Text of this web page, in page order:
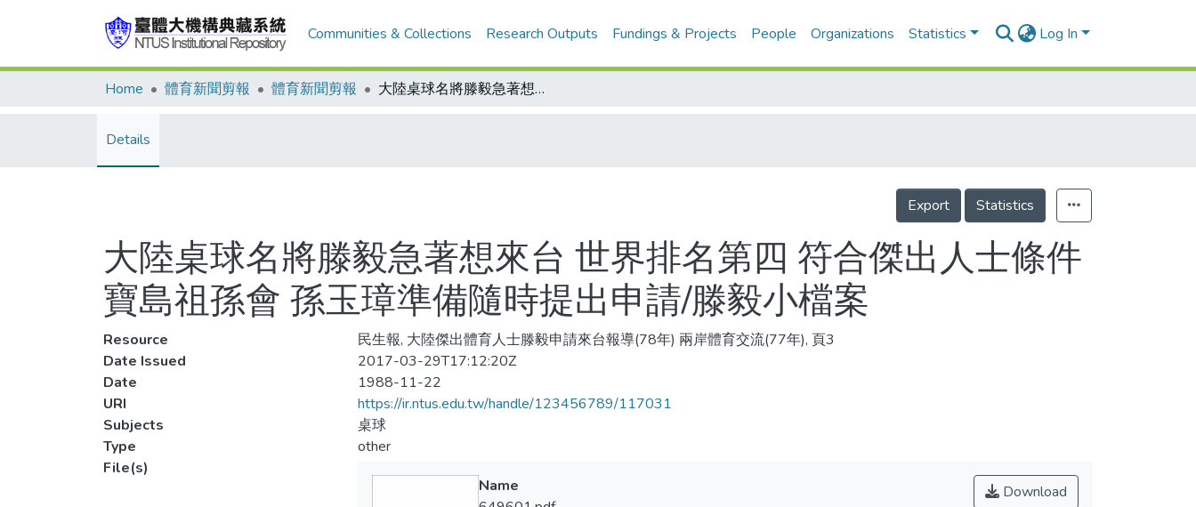
Communities & Collections Research Outputs Fundings & Projects People Organizations Statistics Log In
Home 體育新聞剪報 體育新聞剪報 大陸桌球名將滕毅急著想來台 世界排名第四 符合傑出人士條件 寶島祖孫會 孫玉璋準備隨時提出申請/滕毅小檔案
Details
Export Statistics
大陸桌球名將滕毅急著想來台 世界排名第四 符合傑出人士條件
寶島祖孫會 孫玉璋準備隨時提出申請/滕毅小檔案
Resource
民生報, 大陸傑出體育人士滕毅申請來台報導(78年) 兩岸體育交流(77年), 頁3
Date Issued
2017-03-29T17:12:20Z
Date
1988-11-22
URI
https://ir.ntus.edu.tw/handle/123456789/117031
Subjects
桌球
Type
other
File(s)
Download
Name